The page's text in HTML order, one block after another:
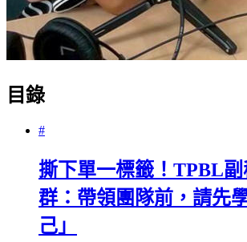
目錄
#
撕下單一標籤！TPBL
群：帶領團隊前，請先
己」